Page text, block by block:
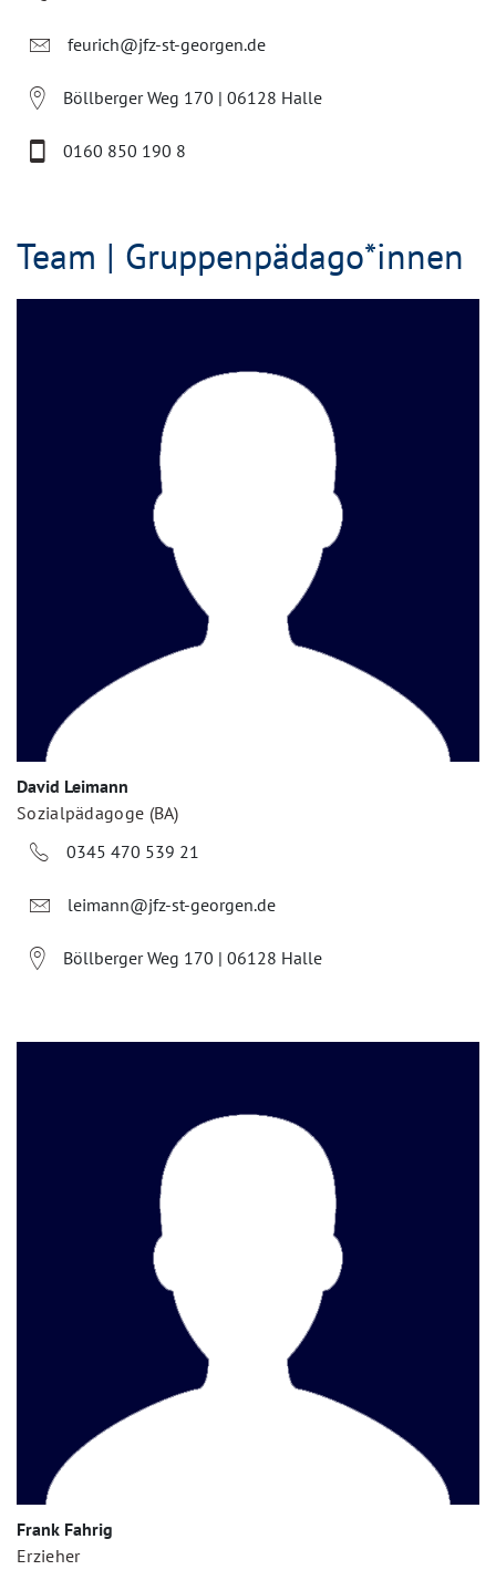
feurich@jfz-st-georgen.de
Böllberger Weg 170 | 06128 Halle
0160 850 190 8
Team | Gruppenpädago*innen
David Leimann
Sozialpädagoge (BA)
0345 470 539 21
leimann@jfz-st-georgen.de
Böllberger Weg 170 | 06128 Halle
Frank Fahrig
Erzieher